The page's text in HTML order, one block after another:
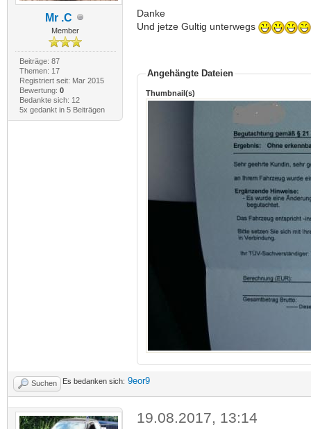
Mr .C
Member
Beiträge: 87
Themen: 17
Registriert seit: Mar 2015
Bewertung: 0
Bedankte sich: 12
5x gedankt in 5 Beiträgen
Danke
Und jetze Gultig unterwegs
Angehängte Dateien
Thumbnail(s)
Suchen Es bedanken sich: 9eor9
19.08.2017, 13:14